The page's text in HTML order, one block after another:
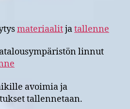
materiaalitjatallenne
linnut
avoimia ja
tallennetaan.